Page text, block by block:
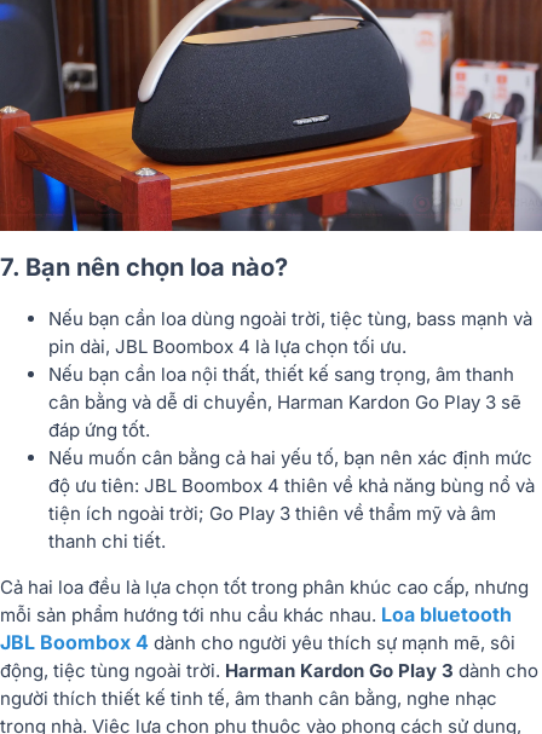
7. Bạn nên chọn loa nào?
Nếu bạn cần loa dùng ngoài trời, tiệc tùng, bass mạnh và
pin dài, JBL Boombox 4 là lựa chọn tối ưu.
Nếu bạn cần loa nội thất, thiết kế sang trọng, âm thanh
cân bằng và dễ di chuyển, Harman Kardon Go Play 3 sẽ
đáp ứng tốt.
Nếu muốn cân bằng cả hai yếu tố, bạn nên xác định mức
độ ưu tiên: JBL Boombox 4 thiên về khả năng bùng nổ và
tiện ích ngoài trời; Go Play 3 thiên về thẩm mỹ và âm
thanh chi tiết.
Cả hai loa đều là lựa chọn tốt trong phân khúc cao cấp, nhưng
mỗi sản phẩm hướng tới nhu cầu khác nhau. Loa bluetooth
JBL Boombox 4 dành cho người yêu thích sự mạnh mẽ, sôi
động, tiệc tùng ngoài trời. Harman Kardon Go Play 3 dành cho
người thích thiết kế tinh tế, âm thanh cân bằng, nghe nhạc
trong nhà. Việc lựa chọn phụ thuộc vào phong cách sử dụng,